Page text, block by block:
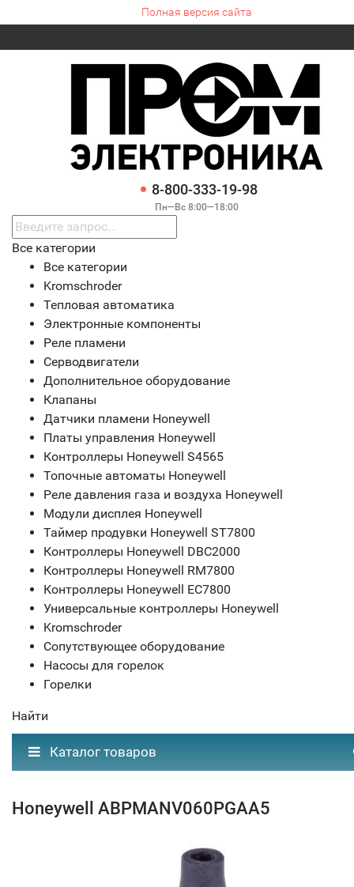
Полная версия сайта
8-800-333-19-98
Пн—Вс 8:00—18:00
Все категории
Все категории
Kromschroder
Тепловая автоматика
Электронные компоненты
Реле пламени
Серводвигатели
Дополнительное оборудование
Клапаны
Датчики пламени Honeywell
Платы управления Honeywell
Контроллеры Honeywell S4565
Топочные автоматы Honeywell
Реле давления газа и воздуха Honeywell
Модули дисплея Honeywell
Таймер продувки Honeywell ST7800
Контроллеры Honeywell DBC2000
Контроллеры Honeywell RM7800
Контроллеры Honeywell EC7800
Универсальные контроллеры Honeywell
Kromschroder
Сопутствующее оборудование
Насосы для горелок
Горелки
Найти
Каталог товаров
Honeywell ABPMANV060PGAA5